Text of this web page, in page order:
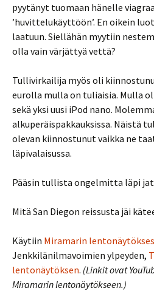
pyytänyt tuomaan hänelle
’huvittelukäyttöön’. En oikein
laatuun. Siellähän myytiin
olla vain värjättyä vettä?
Tullivirkailija myös oli
eurolla mulla on tuliaisia. Mulla
sekä yksi uusi iPod nano.
alkuperäispakkauksissa. Näistä
olevan kiinnostunut vaikka ne
läpivalaisussa.
Pääsin tullista ongelmitta läpi
Mitä San Diegon reissusta jäi
Käytiin Miramarin
Jenkkilänilmavoimien ylpeyden,
lentonäytöksen. (Linkit ovat
Miramarin lentonäytökseen.)